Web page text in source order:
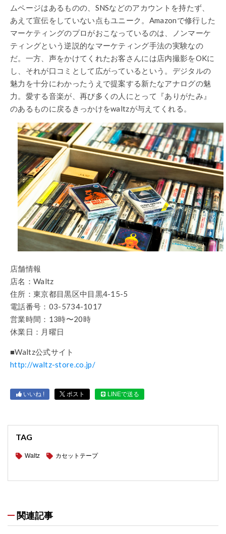
ムページはあるものの、SNSなどのアカウントを持たず、
あえて宣伝をしていない点もユニーク。Amazonで修行した
マーケティングのプロがおこなっているのは、ノンマーケ
ティングという逆説的なマーケティング手法の実験なの
だ。一方、声をかけてくれたお客さんには店内撮影をOKに
し、それが口コミとして広がっているという。デジタルの
魅力を十分にわかったうえで提案する新たなアナログの魅
力。愛する音楽が、再び多くの人にとって『ありがたみ』
のあるものに戻るきっかけをwaltzが与えてくれる。
店舗情報
店名：Waltz
住所：東京都目黒区中目黒4-15-5
電話番号：03-5734-1017
営業時間：13時〜20時
休業日：月曜日
■Waltz公式サイト
http://waltz-store.co.jp/
いいね ! ポスト LINEで送る
TAG
Waltz カセットテープ
関連記事